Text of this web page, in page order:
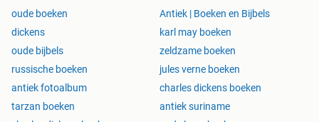
oude boeken
Antiek | Boeken en Bijbels
dickens
karl may boeken
oude bijbels
zeldzame boeken
russische boeken
jules verne boeken
antiek fotoalbum
charles dickens boeken
tarzan boeken
antiek suriname